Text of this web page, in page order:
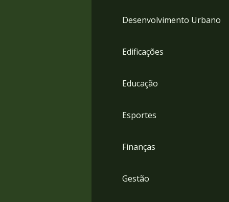
Desenvolvimento Urbano
Edificações
Educação
Esportes
Finanças
Gestão